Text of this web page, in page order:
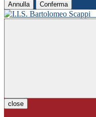
Annulla Conferma
close